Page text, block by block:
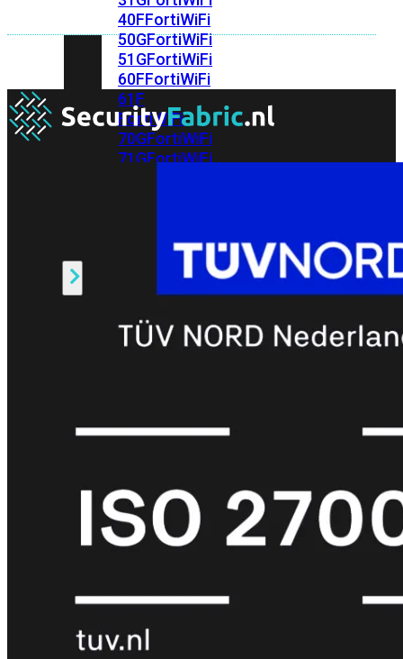
40FFortiWiFi
50GFortiWiFi
51GFortiWiFi
60FFortiWiFi
61F
FortiWiFi
70GFortiWiFi
71GFortiWiFi
Licenties
bekijken
FortiCare
Elite
FortiCare
Upgrades
1